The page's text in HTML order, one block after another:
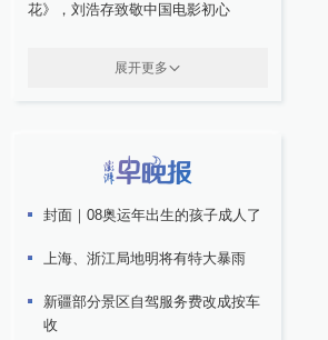
花》，刘浩存致敬中国电影初心
展开更多
封面｜08奥运年出生的孩子成人了
上海、浙江局地明将有特大暴雨
新疆部分景区自驾服务费改成按车
收